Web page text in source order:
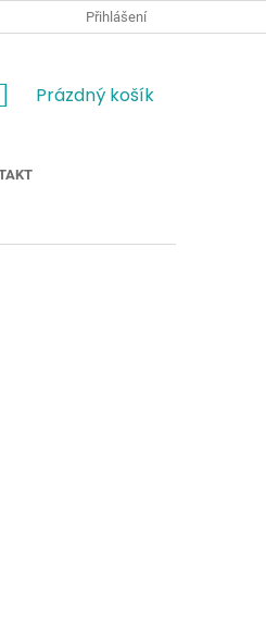
DOPRAVY ZBOŽÍ
Přihlášení
NÁKUPNÍ
Prázdný košík